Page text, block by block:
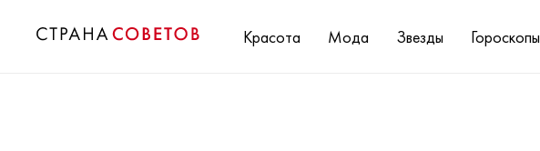
Красота Мода Звезды Гороскопы